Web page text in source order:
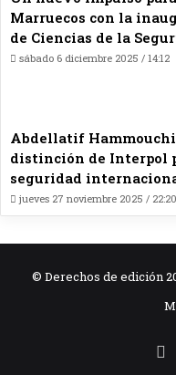
Marruecos con la
de Ciencias de la
sábado 6 diciembre 2025 / 14:12
Abdellatif
distinción de Interpol
seguridad
jueves 27 noviembre 2025 / 22:20
© Derechos de edición